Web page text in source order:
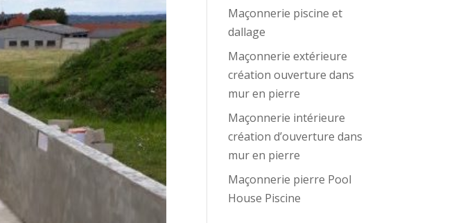
Maçonnerie piscine et
dallage
Maçonnerie extérieure
création ouverture dans
mur en pierre
Maçonnerie intérieure
création d’ouverture dans
mur en pierre
Maçonnerie pierre Pool
House Piscine